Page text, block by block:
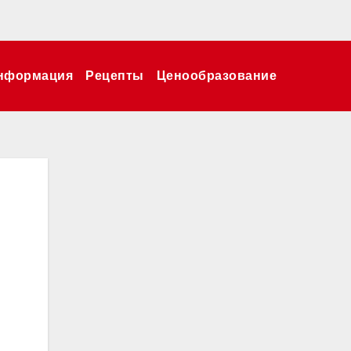
Рецепты Ценообразование